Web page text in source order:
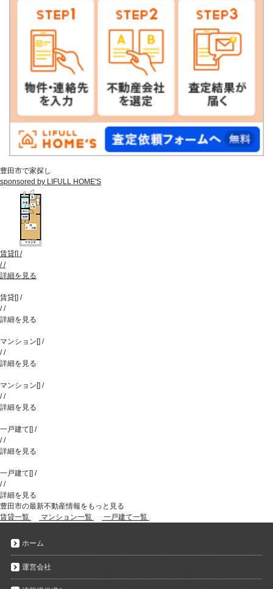
豊田市で家探し
sponsored by LIFULL HOME'S
賃貸[] /
//
詳細を見る
賃貸[] /
//
詳細を見る
マンション [] /
//
詳細を見る
マンション [] /
//
詳細を見る
一戸建て [] /
//
詳細を見る
一戸建て [] /
//
詳細を見る
豊田市の最新不動産情報をもっと見る
賃貸一覧
マンション一覧 一戸建て一覧
ホーム
運営会社